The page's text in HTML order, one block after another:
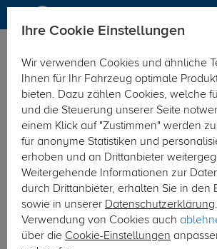
Hier geht's zur Fahrzeugübersicht:
Ihre Cookie Einstellungen
Wir verwenden Cookies und ähnliche
Ihnen für Ihr Fahrzeug optimale
bieten. Dazu zählen Cookies, welche
und die Steuerung unserer Seite
einem Klick auf "Zustimmen" werden
für anonyme Statistiken und
erhoben und an Drittanbieter
Weitergehende Informationen zur
durch Drittanbieter, erhalten Sie in den
sowie in unserer Datenschutzerklärung
Verwendung von Cookies auch
über die Cookie-Einstellungen